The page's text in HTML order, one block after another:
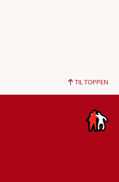
TIL TOPPEN